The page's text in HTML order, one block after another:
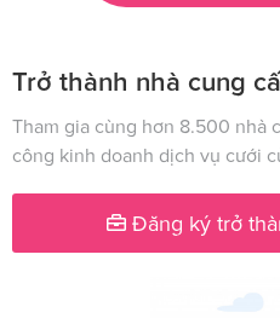
Trở thành nhà cung
Tham gia cùng hơn 8.500 nhà
công kinh doanh dịch vụ cưới
Đăng ký trở